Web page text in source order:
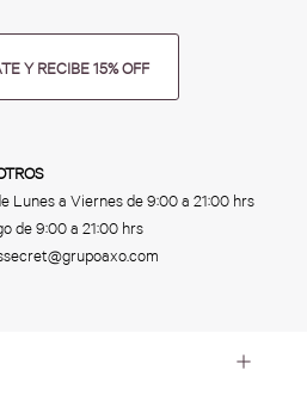
Y RECIBE 15% OFF
Lunes a Viernes de 9:00 a 21:00 hrs
de 9:00 a 21:00 hrs